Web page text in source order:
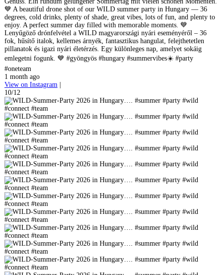
💙 A beautiful drone shot of our WILD summer party in Hungary — 36
degrees, cold drinks, plenty of shade, great vibes, lots of fun, and plenty to
enjoy. A perfect summer day filled with memorable moments. 💙
Lenyűgöző drónfelvétel a WILD magyarországi nyári eseményéről – 36
fok, hűsítő italok, kellemes árnyék, fantasztikus hangulat, felejthetetlen
pillanatok és igazi nyári életérzés. Egy különleges nap, amelyet sokáig
emlegetni fogunk. 💙 #gyöngyös #hungary #summervibes☀️ #party
#oneteam
1 month ago
View on Instagram |
10/12